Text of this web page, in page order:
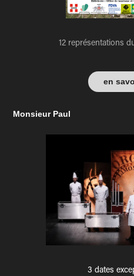
12 représentations
en
Monsieur Paul
3 dates